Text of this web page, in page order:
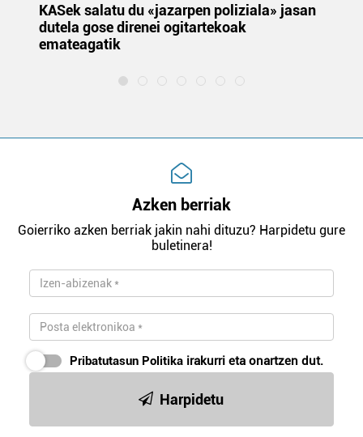
KASek salatu du «jazarpen poliziala» jasan
dutela gose direnei ogitartekoak
emateagatik
Azken berriak
Goierriko azken berriak jakin nahi dituzu? Harpidetu gure
buletinera!
Pribatutasun Politika irakurri eta onartzen dut.
Harpidetu